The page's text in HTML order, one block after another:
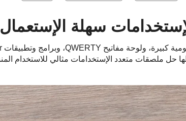
سهلة الإستعمال